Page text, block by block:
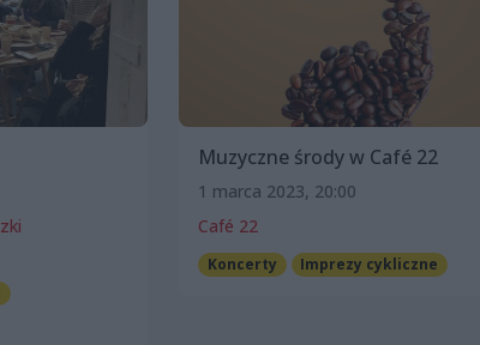
Muzyczne środy w Café 22
1 marca 2023, 20:00
Café 22
Koncerty Imprezy cykliczne